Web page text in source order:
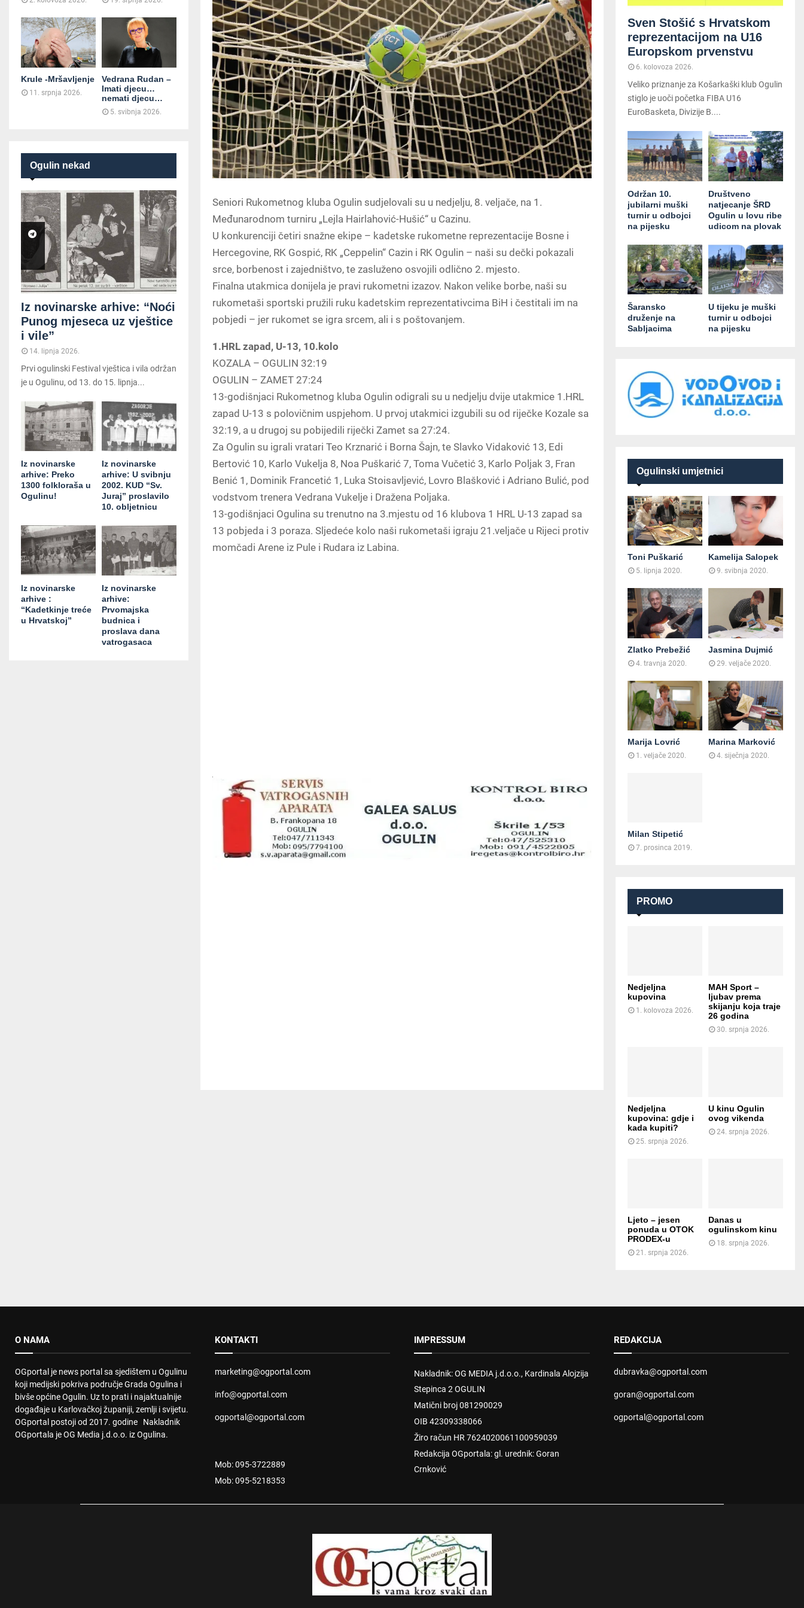
Seniori Rukometnog kluba Ogulin sudjelovali su u nedjelju, 8. veljače, na 1.
Međunarodnom turniru „Lejla Hairlahović-Hušić“ u Cazinu.
U konkurenciji četiri snažne ekipe – kadetske rukometne reprezentacije Bosne i
Hercegovine, RK Gospić, RK „Ceppelin“ Cazin i RK Ogulin – naši su dečki pokazali
srce, borbenost i zajedništvo, te zasluženo osvojili odlično 2. mjesto.
Finalna utakmica donijela je pravi rukometni izazov. Nakon velike borbe, naši su
rukometaši sportski pružili ruku kadetskim reprezentativcima BiH i čestitali im na
pobjedi – jer rukomet se igra srcem, ali i s poštovanjem.
1.HRL zapad, U-13, 10.kolo
KOZALA – OGULIN 32:19
OGULIN – ZAMET 27:24
13-godišnjaci Rukometnog kluba Ogulin odigrali su u nedjelju dvije utakmice 1.HRL
zapad U-13 s polovičnim uspjehom. U prvoj utakmici izgubili su od riječke Kozale sa
32:19, a u drugoj su pobijedili riječki Zamet sa 27:24.
Za Ogulin su igrali vratari Teo Krznarić i Borna Šajn, te Slavko Vidaković 13, Edi
Bertović 10, Karlo Vukelja 8, Noa Puškarić 7, Toma Vučetić 3, Karlo Poljak 3, Fran
Benić 1, Dominik Francetić 1, Luka Stoisavljević, Lovro Blašković i Adriano Bulić, pod
vodstvom trenera Vedrana Vukelje i Dražena Poljaka.
13-godišnjaci Ogulina su trenutno na 3.mjestu od 16 klubova 1 HRL U-13 zapad sa
13 pobjeda i 3 poraza. Sljedeće kolo naši rukometaši igraju 21.veljače u Rijeci protiv
momčadi Arene iz Pule i Rudara iz Labina.
Krule -Mršavljenje
11. srpnja 2026.
Vedrana Rudan –
Imati djecu…
nemati djecu…
5. svibnja 2026.
Ogulin nekad
Iz novinarske arhive: “Noći
Punog mjeseca uz vještice
i vile”
14. lipnja 2026.
Prvi ogulinski Festival vještica i vila održan
je u Ogulinu, od 13. do 15. lipnja...
Iz novinarske
arhive: Preko
1300 folkloraša u
Ogulinu!
Iz novinarske
arhive: U svibnju
2002. KUD “Sv.
Juraj” proslavilo
10. obljetnicu
Iz novinarske
arhive :
“Kadetkinje treće
u Hrvatskoj”
Iz novinarske
arhive:
Prvomajska
budnica i
proslava dana
vatrogasaca
Sven Stošić s Hrvatskom
reprezentacijom na U16
Europskom prvenstvu
6. kolovoza 2026.
Veliko priznanje za Košarkaški klub Ogulin
stiglo je uoči početka FIBA U16
EuroBasketa, Divizije B....
Održan 10.
jubilarni muški
turnir u odbojci
na pijesku
Društveno
natjecanje ŠRD
Ogulin u lovu ribe
udicom na plovak
Šaransko
druženje na
Sabljacima
U tijeku je muški
turnir u odbojci
na pijesku
Ogulinski umjetnici
Toni Puškarić
5. lipnja 2020.
Kamelija Salopek
9. svibnja 2020.
Zlatko Prebežić
4. travnja 2020.
Jasmina Dujmić
29. veljače 2020.
Marija Lovrić
1. veljače 2020.
Marina Marković
4. siječnja 2020.
Milan Stipetić
7. prosinca 2019.
PROMO
Nedjeljna
kupovina
1. kolovoza 2026.
MAH Sport –
ljubav prema
skijanju koja traje
26 godina
30. srpnja 2026.
Nedjeljna
kupovina: gdje i
kada kupiti?
25. srpnja 2026.
U kinu Ogulin
ovog vikenda
24. srpnja 2026.
Ljeto – jesen
ponuda u OTOK
PRODEX-u
21. srpnja 2026.
Danas u
ogulinskom kinu
18. srpnja 2026.
O NAMA
OGportal je news portal sa sjedištem u Ogulinu
koji medijski pokriva područje Grada Ogulina i
bivše općine Ogulin. Uz to prati i najaktualnije
događaje u Karlovačkoj županiji, zemlji i svijetu.
OGportal postoji od 2017. godine Nakladnik
OGportala je OG Media j.d.o.o. iz Ogulina.
KONTAKTI
marketing@ogportal.com
info@ogportal.com
ogportal@ogportal.com
Mob: 095-3722889
Mob: 095-5218353
IMPRESSUM
Nakladnik: OG MEDIA j.d.o.o., Kardinala Alojzija
Stepinca 2 OGULIN
Matični broj 081290029
OIB 42309338066
Žiro račun HR 7624020061100959039
Redakcija OGportala: gl. urednik: Goran
Crnković
REDAKCIJA
dubravka@ogportal.com
goran@ogportal.com
ogportal@ogportal.com